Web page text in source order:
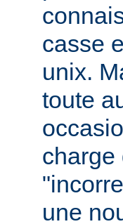
casse
unix.
toute
charge
une